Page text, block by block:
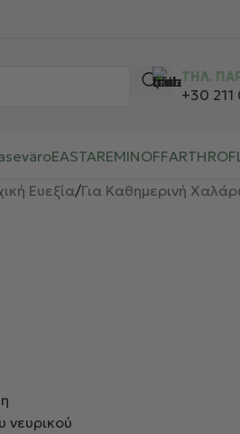
ΤΗΛ.
+30 211
EASTAREMINOFF
Ευεξία/Για Καθημερινή
νευρικού